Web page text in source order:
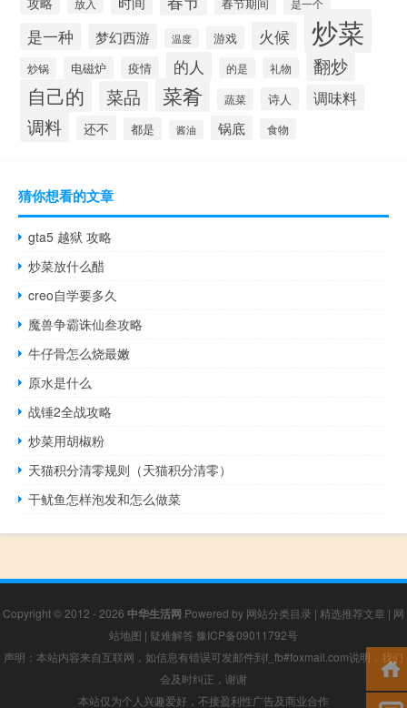
放入 是一个
是一种 梦幻西游 温度 游戏 火候 炒菜
炒锅 电磁炉 疫情 的人 的是 礼物 翻炒
自己的 菜品 菜肴 蔬菜 诗人 调味料
调料 还不 都是 酱油 锅底 食物
猜你想看的文章
gta5 越狱 攻略
炒菜放什么醋
creo自学要多久
魔兽争霸诛仙叁攻略
牛仔骨怎么烧最嫩
原水是什么
战锤2全战攻略
炒菜用胡椒粉
天猫积分清零规则（天猫积分清零）
干鱿鱼怎样泡发和怎么做菜
Copyright © 2012 - 2026 中华生活网 Powered by 网站分类目录 | 精选推荐文章 | 网
站地图 | 疑难解答 豫ICP备09011792号
声明：本站内容来自互联网，如信息有错误可发邮件到f_fb#foxmail.com说明，我们
会及时纠正，谢谢
本站仅为个人兴趣爱好，不接盈利性广告及商业合作